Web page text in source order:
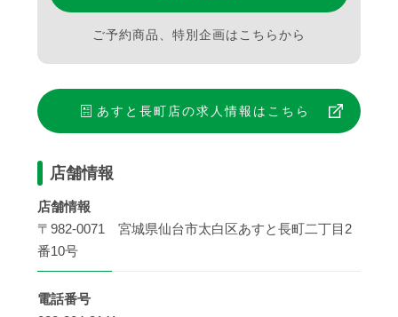
ご予約商品、特別企画はこちらから
あすと長町店の求人情報はこちら
店舗情報
店舗情報
〒982-0071 宮城県仙台市太白区あすと長町二丁目2
番10号
電話番号